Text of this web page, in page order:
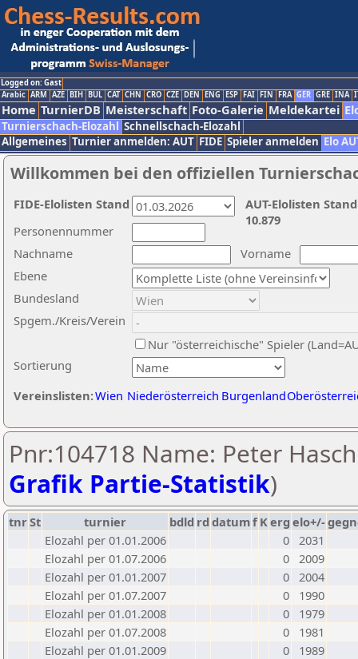
Logged on: Gast
Arabic ARM AZE BIH BUL CAT CHN CRO CZE DEN ENG ESP FAI FIN FRA GER GRE INA
Home TurnierDB Meisterschaft Foto-Galerie Meldekartei
Turnierschach-Elozahl Schnellschach-Elozahl
Allgemeines Turnier anmelden: AUT FIDE Spieler anmelden Elo
Willkommen bei den offiziellen
Nachname
Vorname
Ebene
Sortierung
Personennummer
Bundesland
Spgem./Kreis/Verein
Nur "österreichische" Spieler
Vereinslisten:Wien Niederösterreich Burgenland
AUT-Elolisten
10.879
FIDE-Elolisten Stand
Pnr:104718 Name: Peter
Grafik Partie-Statistik)
tnrSt turnier bdld rd datumf Kerg elo+/-
Elozahl per 01.01.2006
0 2031
Elozahl per 01.07.2006
0 2009
Elozahl per 01.01.2007
0 2004
Elozahl per 01.07.2007
0
1990
Elozahl per 01.01.2008
0
1979
Elozahl per 01.07.2008
0
1981
Elozahl per 01.01.2009
0
1989